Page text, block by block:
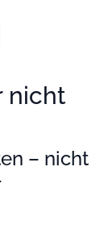
nicht
– nicht